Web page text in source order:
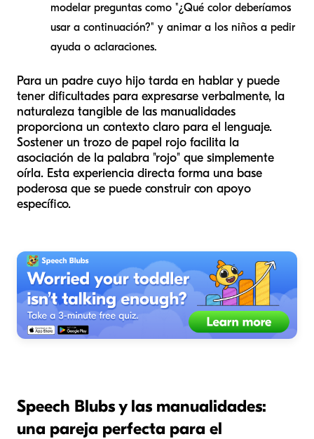
modelar preguntas como "¿Qué color deberíamos
usar a continuación?" y animar a los niños a pedir
ayuda o aclaraciones.
Para un padre cuyo hijo tarda en hablar y puede
tener dificultades para expresarse verbalmente, la
naturaleza tangible de las manualidades
proporciona un contexto claro para el lenguaje.
Sostener un trozo de papel rojo facilita la
asociación de la palabra "rojo" que simplemente
oírla. Esta experiencia directa forma una base
poderosa que se puede construir con apoyo
específico.
Speech Blubs y las manualidades:
una pareja perfecta para el